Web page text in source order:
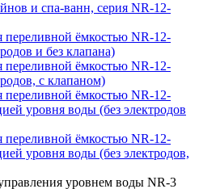
и спа-ванн, серия NR-12-
переливной ёмкостью NR-12-
и без клапана)
переливной ёмкостью NR-12-
с клапаном)
переливной ёмкостью NR-12-
уровня воды (без электродов
переливной ёмкостью NR-12-
уровня воды (без электродов,